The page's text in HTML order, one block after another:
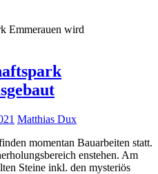
Emmerauen wird
Matthias Dux
momentan Bauarbeiten statt.
enstehen. Am
Steine inkl. den mysteriös